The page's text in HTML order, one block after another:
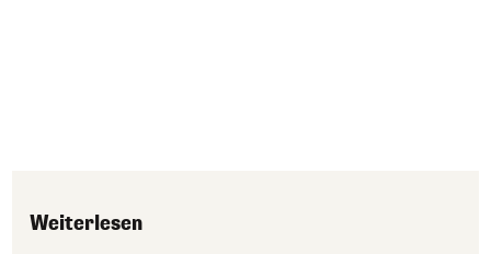
Weiterlesen